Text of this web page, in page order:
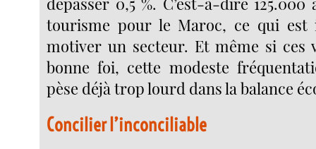
tourisme pour le Maroc, ce qui est
motiver un secteur. Et même si ces
bonne foi, cette modeste
pèse déjà trop lourd dans la balance
Concilier l’inconciliable